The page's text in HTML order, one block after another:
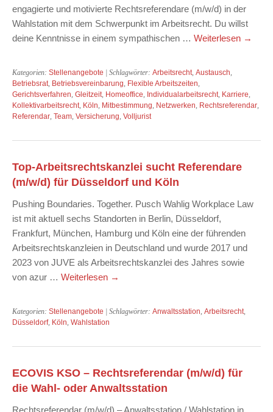
engagierte und motivierte Rechtsreferendare (m/w/d) in der
Wahlstation mit dem Schwerpunkt im Arbeitsrecht. Du willst
deine Kenntnisse in einem sympathischen … Weiterlesen →
Kategorien: Stellenangebote | Schlagwörter: Arbeitsrecht, Austausch,
Betriebsrat, Betriebsvereinbarung, Flexible Arbeitszeiten,
Gerichtsverfahren, Gleitzeit, Homeoffice, Individualarbeitsrecht, Karriere,
Kollektivarbeitsrecht, Köln, Mitbestimmung, Netzwerken, Rechtsreferendar,
Referendar, Team, Versicherung, Volljurist
Top-Arbeitsrechtskanzlei sucht Referendare
(m/w/d) für Düsseldorf und Köln
Pushing Boundaries. Together. Pusch Wahlig Workplace Law
ist mit aktuell sechs Standorten in Berlin, Düsseldorf,
Frankfurt, München, Hamburg und Köln eine der führenden
Arbeitsrechtskanzleien in Deutschland und wurde 2017 und
2023 von JUVE als Arbeitsrechtskanzlei des Jahres sowie
von azur … Weiterlesen →
Kategorien: Stellenangebote | Schlagwörter: Anwaltsstation, Arbeitsrecht,
Düsseldorf, Köln, Wahlstation
ECOVIS KSO – Rechtsreferendar (m/w/d) für
die Wahl- oder Anwaltsstation
Rechtsreferendar (m/w/d) – Anwaltsstation / Wahlstation in